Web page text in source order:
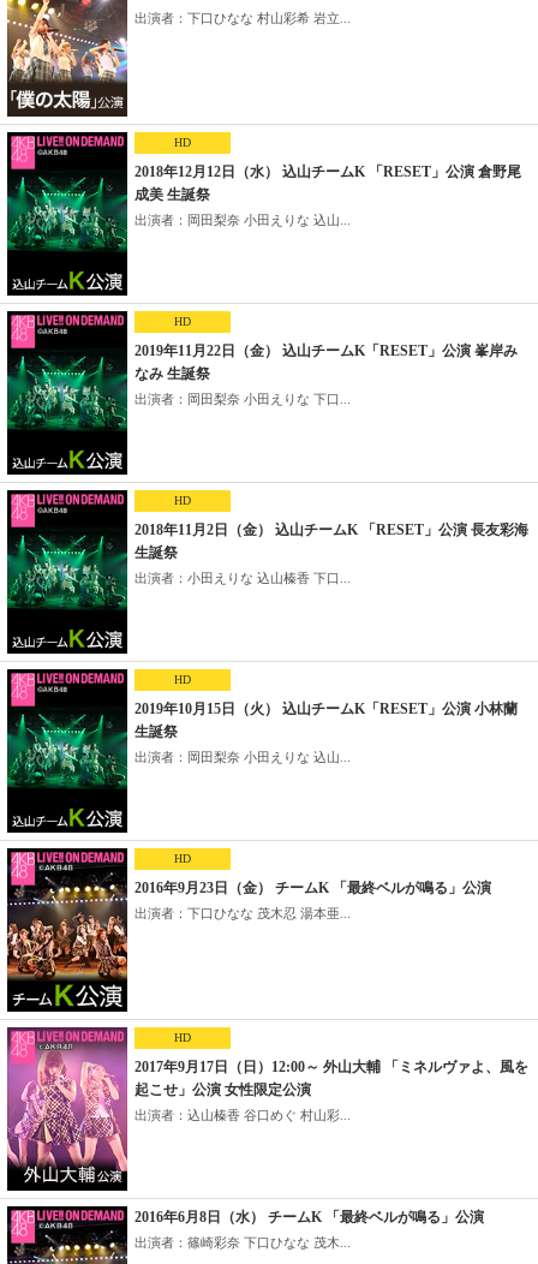
出演者：下口ひなな 村山彩希 岩立...
HD
2018年12月12日（水） 込山チームK 「RESET」公演 倉野尾
成美 生誕祭
出演者：岡田梨奈 小田えりな 込山...
HD
2019年11月22日（金） 込山チームK「RESET」公演 峯岸み
なみ 生誕祭
出演者：岡田梨奈 小田えりな 下口...
HD
2018年11月2日（金） 込山チームK 「RESET」公演 長友彩海
生誕祭
出演者：小田えりな 込山榛香 下口...
HD
2019年10月15日（火） 込山チームK「RESET」公演 小林蘭
生誕祭
出演者：岡田梨奈 小田えりな 込山...
HD
2016年9月23日（金） チームK 「最終ベルが鳴る」公演
出演者：下口ひなな 茂木忍 湯本亜...
HD
2017年9月17日（日）12:00～ 外山大輔 「ミネルヴァよ、風を
起こせ」公演 女性限定公演
出演者：込山榛香 谷口めぐ 村山彩...
2016年6月8日（水） チームK 「最終ベルが鳴る」公演
出演者：篠崎彩奈 下口ひなな 茂木...